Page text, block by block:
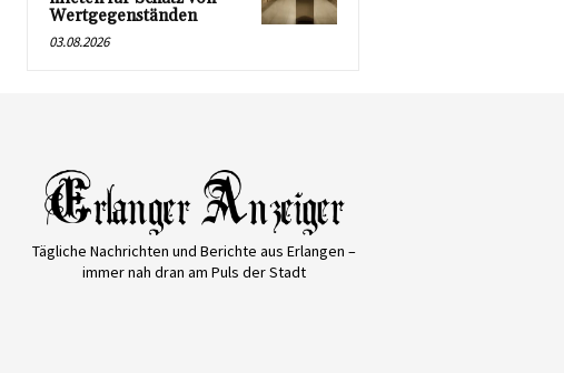
Wertgegenständen
03.08.2026
Tägliche Nachrichten und Berichte aus Erlangen –
immer nah dran am Puls der Stadt